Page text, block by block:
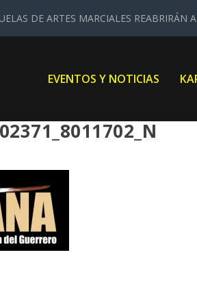
DE ARTES MARCIALES REABRIRÁN
EVENTOS Y NOTICIAS